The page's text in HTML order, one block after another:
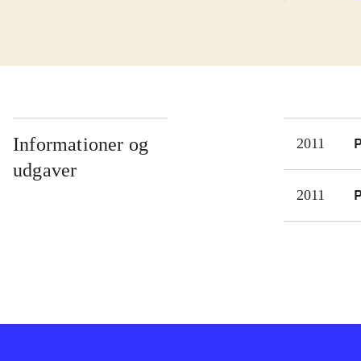
Informationer og
udgaver
2011
2011